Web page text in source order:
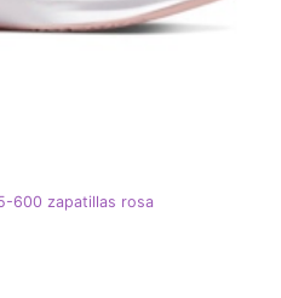
600 zapatillas rosa